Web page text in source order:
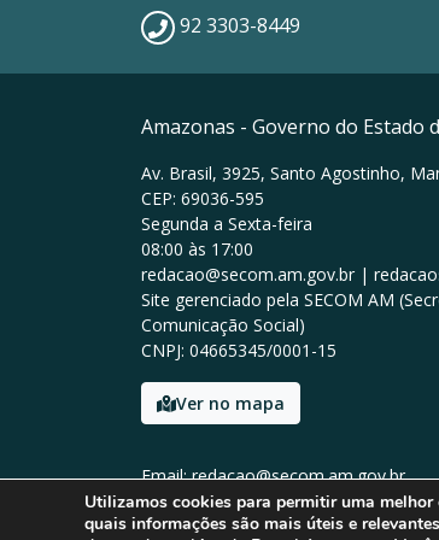
92 3303-8449
Amazonas - Governo do Estado
Av. Brasil, 3925, Santo Agostinho,
CEP: 69036-595
Segunda a Sexta-feira
08:00 às 17:00
redacao@secom.am.gov.br |
Site gerenciado pela SECOM AM
Comunicação Social)
CNPJ: 04665345/0001-15
Ver no mapa
Email: redacao@secom.am.gov.br
Tel: 92 3303-8449
Utilizamos cookies para permitir uma
quais informações são mais úteis e